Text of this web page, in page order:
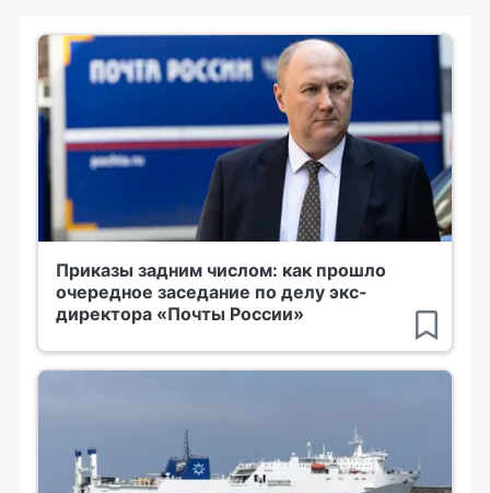
Приказы задним числом: как прошло
очередное заседание по делу экс-
директора «Почты России»